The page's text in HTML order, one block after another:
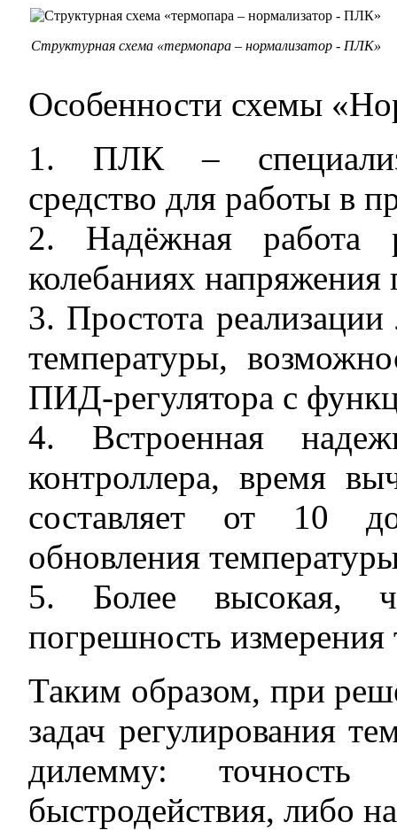
Структурная схема «термопара – нормализатор - ПЛК»
Особенности схемы
1. ПЛК –
средство для работы в
2. Надёжная работа
колебаниях
3. Простота
температуры,
ПИД-регулятора с
4. Встроенная
контроллера, время
составляет от 10
обновления
5. Более высокая,
погрешность измерения
Таким образом, при
задач регулирования
дилемму:
быстродействия, либо